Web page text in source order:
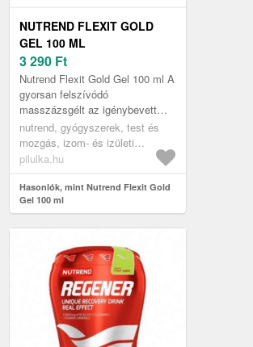
NUTREND FLEXIT GOLD
GEL 100 ML
3 290 Ft
Nutrend Flexit Gold Gel 100 ml A
gyorsan felszívódó
masszázsgélt az igénybevett
ízületek és izmok területén
végzett masszázsra tervezték. 7
hatóany...
nutrend, gyógyszerek, test és
mozgás, izom- és izületi
fájdalom kezelése
pilulka.hu
Hasonlók, mint Nutrend Flexit Gold
Gel 100 ml